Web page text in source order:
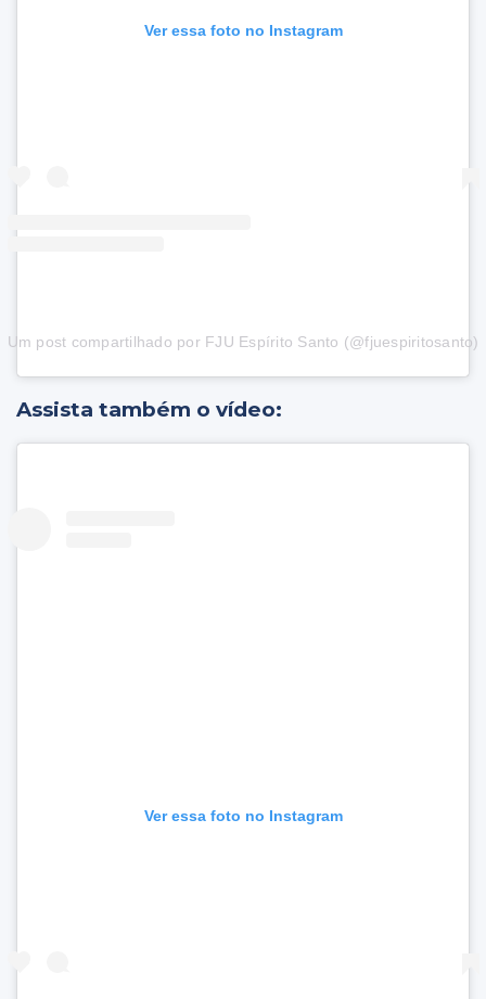
Ver essa foto no Instagram
Um post compartilhado por FJU Espírito Santo (@fjuespiritosanto)
Assista também o vídeo:
Ver essa foto no Instagram